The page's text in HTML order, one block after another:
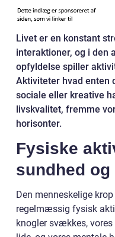
Livet er en konstant
interaktioner, og i den
opfyldelse spiller
Aktiviteter hvad enten
sociale eller kreative
livskvalitet, fremme
horisonter.
Fysiske
sundhed
Den menneskelige
regelmæssig fysisk
knogler svækkes,